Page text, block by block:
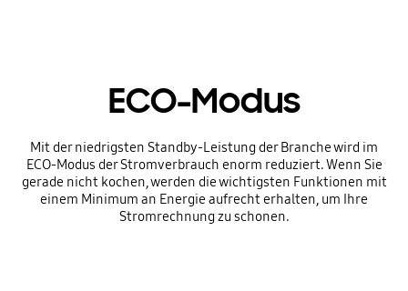
ECO-Modus
Mit der niedrigsten Standby-Leistung der Branche wird im
ECO-Modus der Stromverbrauch enorm reduziert. Wenn Sie
gerade nicht kochen, werden die wichtigsten Funktionen mit
einem Minimum an Energie aufrecht erhalten, um Ihre
Stromrechnung zu schonen.